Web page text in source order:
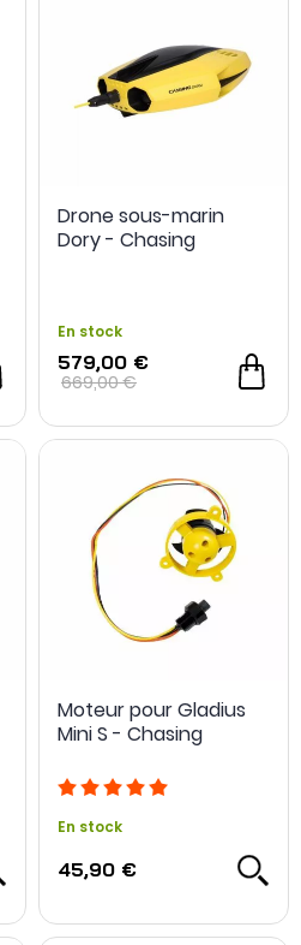
Drone sous-marin
Dory - Chasing
En stock
579,00 €
669,00 €
Moteur pour Gladius
Mini S - Chasing
En stock
45,90 €